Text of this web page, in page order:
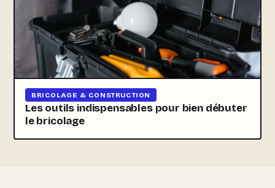
BRICOLAGE & CONSTRUCTION
Les outils indispensables pour bien débuter
le bricolage